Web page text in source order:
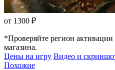
от 1300 ₽
*Проверяйте регион активации
магазина.
Цены на игру Видео и
Похожие